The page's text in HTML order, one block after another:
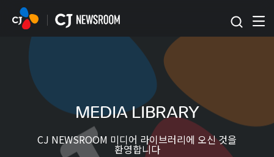
본문 바로가기
MEDIA LIBRARY
CJ NEWSROOM 미디어 라이브러리에 오신 것을
환영합니다